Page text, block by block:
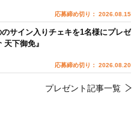
応募締め切り： 2026.08.15
サイン入りチェキを1名様にプレゼ
下御免』
応募締め切り： 2026.08.20
プレゼント記事一覧